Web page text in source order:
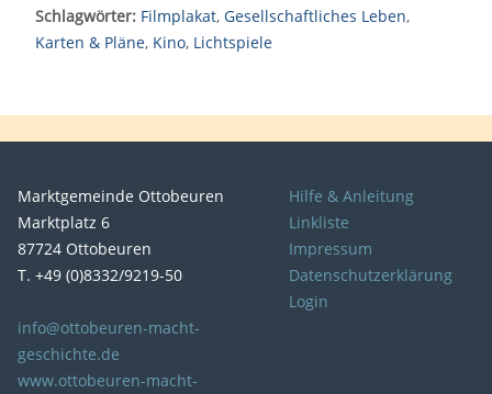
Schlagwörter: Filmplakat, Gesellschaftliches Leben,
Karten & Pläne, Kino, Lichtspiele
Marktgemeinde Ottobeuren
Marktplatz 6
87724 Ottobeuren
T. +49 (0)8332/9219-50
info@ottobeuren-macht-
geschichte.de
www.ottobeuren-macht-
Hilfe & Anleitung
Linkliste
Impressum
Datenschutzerklärung
Login